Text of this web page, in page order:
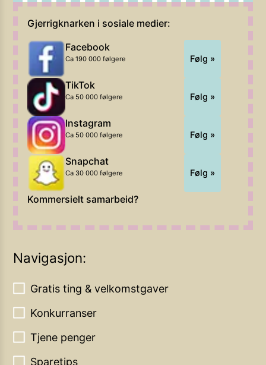
Gjerrigknarken i sosiale medier:
Facebook
Ca 190 000 følgere Følg »
TikTok
Ca 50 000 følgere Følg »
Instagram
Ca 50 000 følgere Følg »
Snapchat
Ca 30 000 følgere Følg »
Kommersielt samarbeid?
Navigasjon:
Gratis ting & velkomstgaver
Konkurranser
Tjene penger
Sparetips